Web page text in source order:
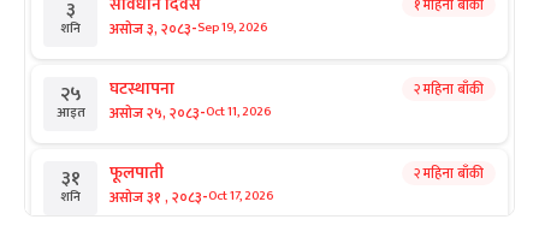
३
शनि असोज ३, २०८३-Sep 19, 2026
१ महिना बाँकी
२५
आइत
घटस्थापना
असोज २५, २०८३-Oct 11, 2026
२ महिना बाँकी
३१
शनि
फूलपाती
असोज ३१ , २०८३-Oct 17, 2026
२ महिना बाँकी